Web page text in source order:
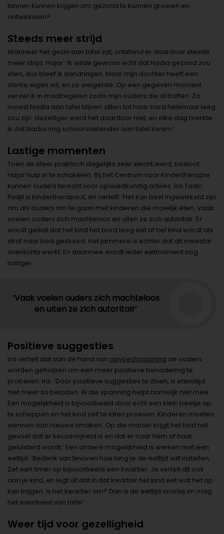
binnen kunnen krijgen om gezond te kunnen groeien en
ontwikkelen?
Steeds meer strijd
Wanneer het gezin aan tafel zat, ontstond er daardoor steeds
meer strijd. Hajar: ‘Ik wilde gewoon echt dat Nadia gezond zou
eten, dus bleef ik aandringen. Maar mijn dochter heeft een
sterke eigen wil, en ze weigerde. Op een gegeven moment
verviel ik in maatregelen zoals mijn ouders die al troffen. Zo
moest Nadia aan tafel blijven zitten tot haar bord helemaal leeg
zou zijn. Gezelliger werd het daardoor niet, en elke dag merkte
ik dat Nadia nog schoorvoetender aan tafel kwam.’
Lastige momenten
Toen de sfeer praktisch dagelijks zeer slecht werd, besloot
Hajar hulp in te schakelen. Bij het Centrum voor Kindertherapie
kunnen ouders terecht voor opvoedkundig advies. Iris Tadic
Fadjil is kindertherapeut, en vertelt: ‘Het kan best ingewikkeld zijn
om als ouders om te gaan met kinderen die moeilijk eten. Vaak
voelen ouders zich machteloos en uiten ze zich autoritair. Er
wordt geëist dat het kind het bord leeg eet of het kind wordt als
straf naar bed gestuurd. Het jammere is echter dat dit meestal
averechts werkt. En daarmee wordt ieder eetmoment nog
lastiger.’
‘Vaak voelen ouders zich machteloos
en uiten ze zich autoritair’
Positieve suggesties
Iris vertelt dat aan de hand van opvoedcoaching de ouders
worden geholpen om een meer positieve benadering te
proberen. Iris: ‘Door positieve suggesties te doen, is etenstijd
niet meer zo beladen. Al die spanning helpt namelijk niet mee.
Een mogelijkheid is bijvoorbeeld door echt een klein beetje op
te scheppen en het kind zelf te laten proeven. Kinderen moeten
wennen aan nieuwe smaken. Op die manier krijgt het kind het
gevoel dat er keuzevrijheid is en dat er naar hem of haar
geluisterd wordt.’ Een andere mogelijkheid is werken met een
eettijd. ‘Bedenk van tevoren hoe lang je de eettijd wilt instellen.
Zet een timer op bijvoorbeeld een kwartier. Je vertelt dit ook
aan je kind, en legt uit dat in dat kwartier het kind eet wat het op
kan krijgen. Is het kwartier om? Dan is de eettijd voorbij en mag
het eventueel van tafel.’
Weer tijd voor gezelligheid